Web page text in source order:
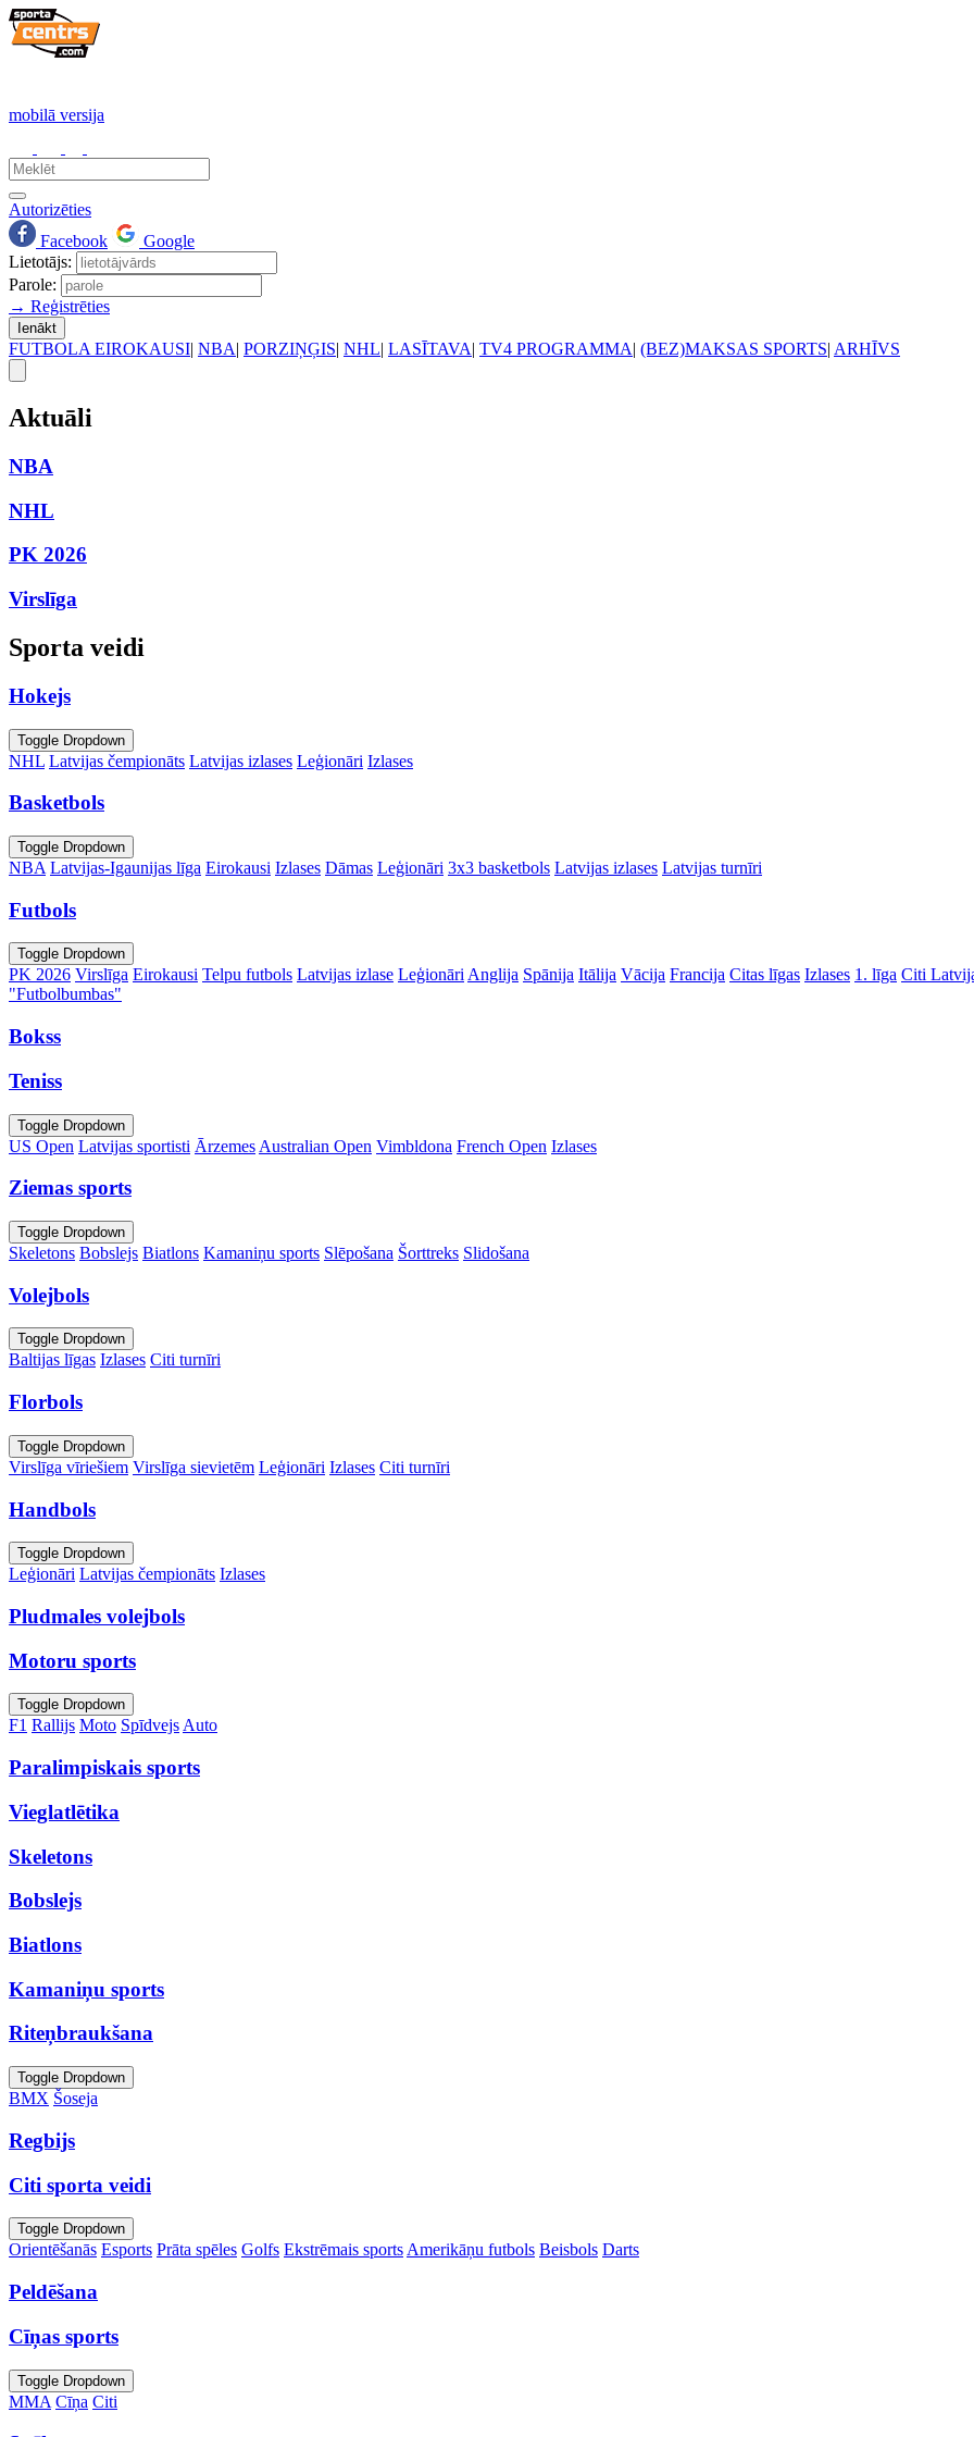
mobilā versija
Autorizēties
Facebook
Google
Lietotājs:
Parole:
→ Reģistrēties
Ienākt
FUTBOLA EIROKAUSI| NBA| PORZIŅĢIS| NHL| LASĪTAVA| TV4 PROGRAMMA| (BEZ)MAKSAS SPORTS| ARHĪVS
Aktuāli
NBA
NHL
PK 2026
Virslīga
Sporta veidi
Hokejs
Toggle Dropdown
NHL Latvijas čempionāts Latvijas izlases Leģionāri Izlases
Basketbols
Toggle Dropdown
NBA Latvijas-Igaunijas līga Eirokausi Izlases Dāmas Leģionāri 3x3 basketbols Latvijas izlases Latvijas turnīri
Futbols
Toggle Dropdown
PK 2026 Virslīga Eirokausi Telpu futbols Latvijas izlase Leģionāri Anglija Spānija Itālija Vācija Francija Citas līgas Izlases 1. līga Citi
"Futbolbumbas"
Bokss
Teniss
Toggle Dropdown
US Open Latvijas sportisti Ārzemes Australian Open Vimbldona French Open Izlases
Ziemas sports
Toggle Dropdown
Skeletons Bobslejs Biatlons Kamaniņu sports Slēpošana Šorttreks Slidošana
Volejbols
Toggle Dropdown
Baltijas līgas Izlases Citi turnīri
Florbols
Toggle Dropdown
Virslīga vīriešiem Virslīga sievietēm Leģionāri Izlases Citi turnīri
Handbols
Toggle Dropdown
Leģionāri Latvijas čempionāts Izlases
Pludmales volejbols
Motoru sports
Toggle Dropdown
F1 Rallijs Moto SpīdvejsAuto
Paralimpiskais sports
Vieglatlētika
Skeletons
Bobslejs
Biatlons
Kamaniņu sports
Riteņbraukšana
Toggle Dropdown
BMX Šoseja
Regbijs
Citi sporta veidi
Toggle Dropdown
Orientēšanās Esports Prāta spēles Golfs Ekstrēmais sports Amerikāņu futbols Beisbols Darts
Peldēšana
Cīņas sports
Toggle Dropdown
MMA Cīņa Citi